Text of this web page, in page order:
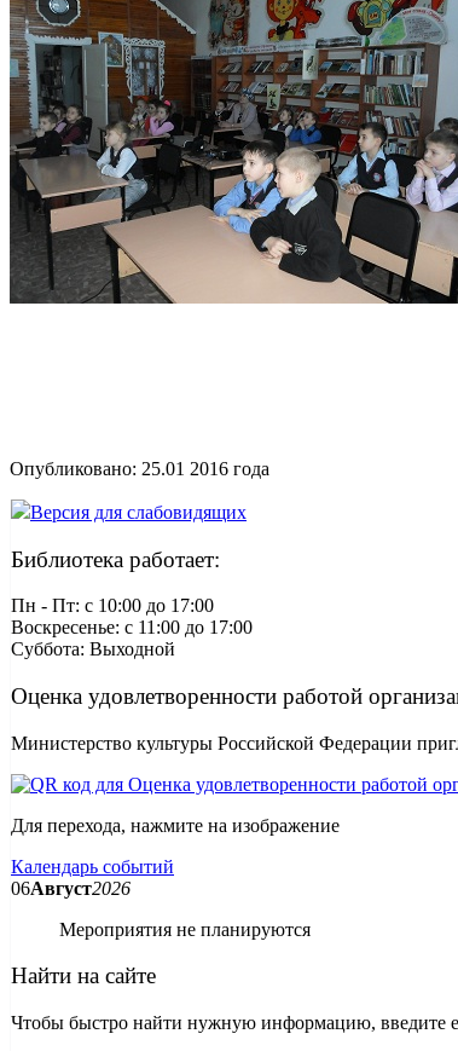
Опубликовано: 25.01 2016 года
Версия для слабовидящих
Библиотека работает:
Пн - Пт: c 10:00 до 17:00
Воскресенье: c 11:00 до 17:00
Суббота: Выходной
Оценка удовлетворенности работой
Министерство культуры Российской Федерации
Для перехода, нажмите на изображение
Календарь событий
06Август2026
Мероприятия не планируются
Найти на сайте
Чтобы быстро найти нужную информацию, введите